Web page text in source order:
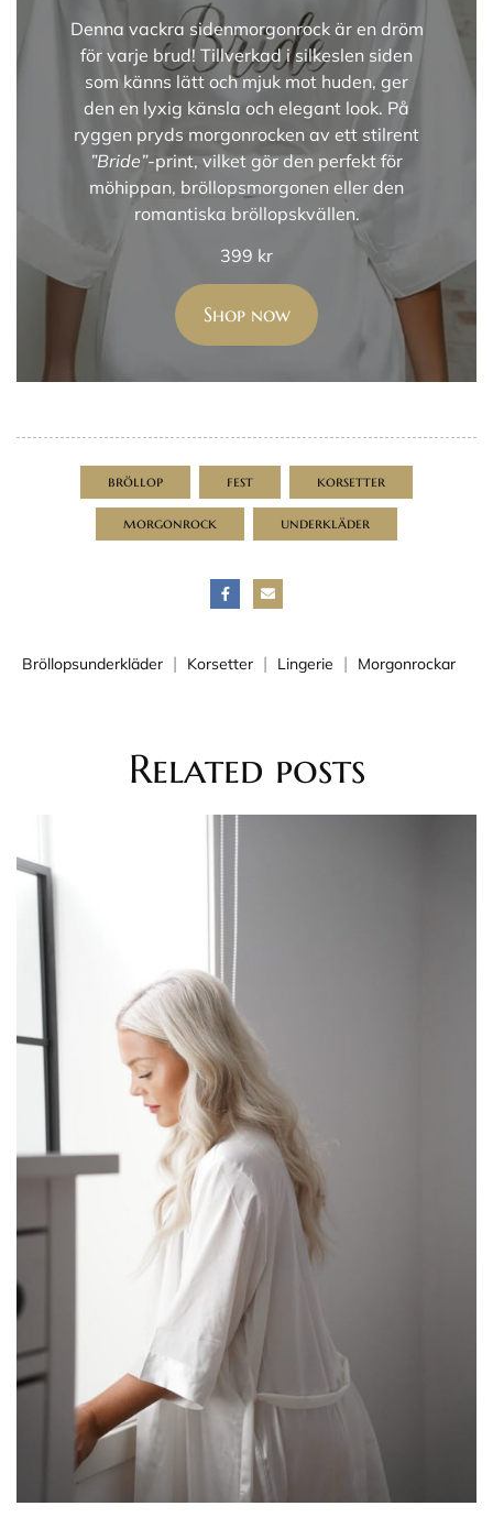
Denna vackra sidenmorgonrock är en dröm
för varje brud! Tillverkad i silkeslen siden
som känns lätt och mjuk mot huden, ger
den en lyxig känsla och elegant look. På
ryggen pryds morgonrocken av ett stilrent
”Bride”-print, vilket gör den perfekt för
möhippan, bröllopsmorgonen eller den
romantiska bröllopskvällen.
399 kr
Shop now
bröllop fest korsetter
morgonrock underkläder
Bröllopsunderkläder | Korsetter | Lingerie | Morgonrockar
Related posts